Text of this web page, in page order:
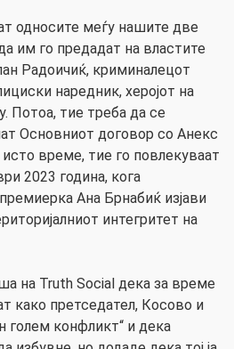
односите меѓу нашите две
им го предадат на властите
Радоичиќ, криминалецот
наредник, херојот на
Потоа, тие треба да се
Основниот договор со Анекс
време, тие го повлекуваат
2023 година, кога
Ана Брнабиќ изјави
интегритет на
на Truth Social дека за време
како претседател, Косово и
голем конфликт“ и дека